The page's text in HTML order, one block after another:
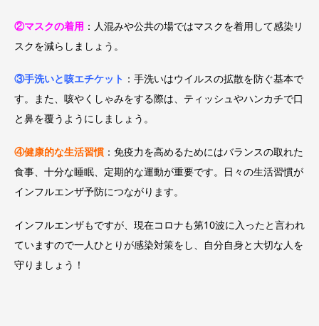
②マスクの着用 ：人混みや公共の場ではマスクを着用して感染リ
スクを減らしましょう。
③手洗いと咳エチケット ：手洗いはウイルスの拡散を防ぐ基本で
す。また、咳やくしゃみをする際は、ティッシュやハンカチで口
と鼻を覆うようにしましょう。
④健康的な生活習慣 ：免疫力を高めるためにはバランスの取れた
食事、十分な睡眠、定期的な運動が重要です。日々の生活習慣が
インフルエンザ予防につながります。
インフルエンザもですが、現在コロナも第10波に入ったと言われ
ていますので一人ひとりが感染対策をし、自分自身と大切な人を
守りましょう！